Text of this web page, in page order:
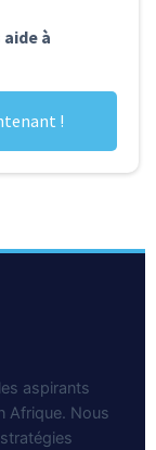
à
!
aspirants
Afrique. Nous